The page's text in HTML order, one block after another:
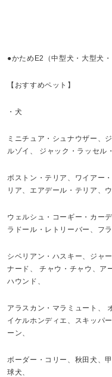
●かためE2（中型犬・大型犬
【おすすめペット】
・犬
ミニチュア・シュナウザー、
ルゾイ、 ジャック・ラッセル
ボストン・テリア、ワイアー
リア、エアデール・テリア、
ウェルシュ・コーギー・カー
ラドール・レトリーバー、フ
シベリアン・ハスキー、ジャ
ナード、 チャウ・チャウ、ア
ハウンド、
アラスカン・マラミュート、
イケルホンディエ、スキッパ
ーン、
ボーダー・コリー、秋田犬、
球犬、